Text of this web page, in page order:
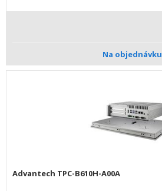
Na objednávku
Advantech TPC-B610H-A00A